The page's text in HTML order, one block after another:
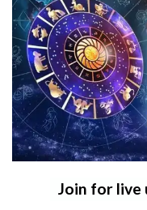
Join for live